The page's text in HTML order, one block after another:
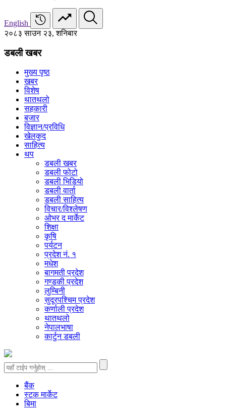
English
२०८३ साउन २३, शनिबार
डबली खबर
मुख्य पृष्ठ
खबर
विशेष
थातथलो
सहकारी
बजार
विज्ञान/प्रविधि
खेलकुद
साहित्य
थप
डबली खबर
डबली फोटो
डबली भिडियो
डबली वार्ता
डबली साहित्य
विचार/विश्‍लेषण
ओभर द मार्केट
शिक्षा
कृषि
पर्यटन
प्रदेश नं. १
मधेश
बागमती प्रदेश
गण्डकी प्रदेश
लुम्बिनी
सुदूरपश्चिम प्रदेश
कर्णाली प्रदेश
थातथलो
नेपालभाषा
कार्टुन डबली
बैंक
स्टक मार्केट
बिमा